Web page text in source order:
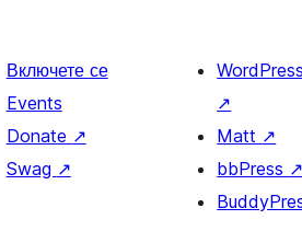
Включете се
Events
Donate ↗
Swag ↗
↗
Matt ↗
bbPress ↗